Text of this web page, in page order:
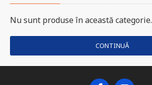
Nu sunt produse în această categorie.
CONTINUĂ